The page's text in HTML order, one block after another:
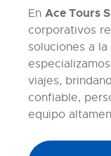
En Ace Tours
corporativos
soluciones a
viajes,
confiable,
equipo